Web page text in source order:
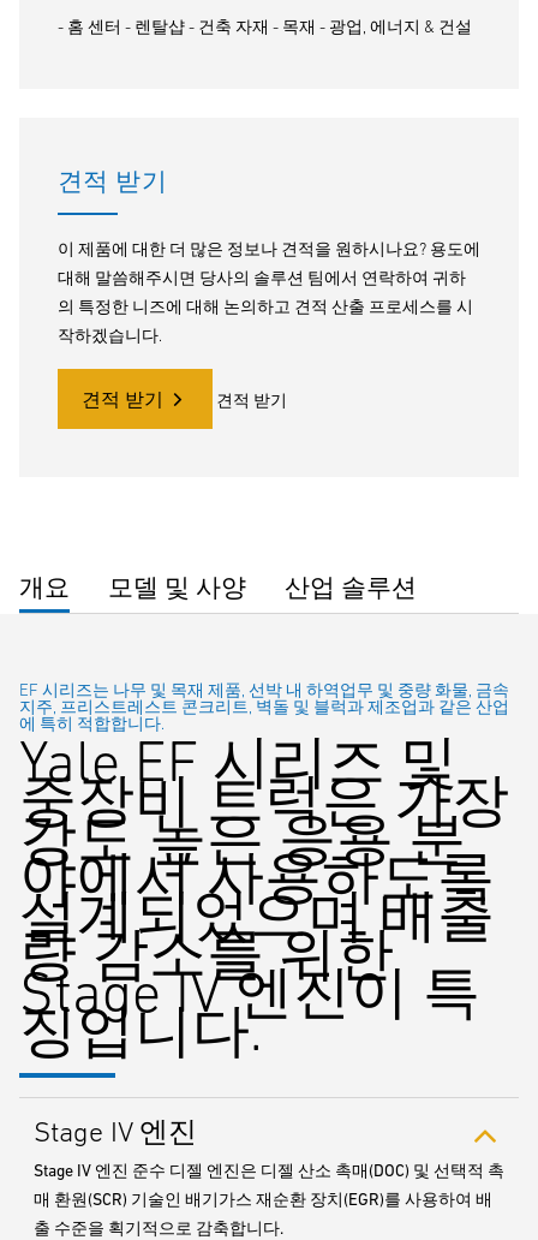
- 홈 센터 - 렌탈샵 - 건축 자재 - 목재 - 광업, 에너지 & 건설
견적 받기
이 제품에 대한 더 많은 정보나 견적을 원하시나요? 용도에
대해 말씀해주시면 당사의 솔루션 팀에서 연락하여 귀하
의 특정한 니즈에 대해 논의하고 견적 산출 프로세스를 시
작하겠습니다.
견적 받기 견적 받기
개요 모델 및 사양 산업 솔루션
EF 시리즈는 나무 및 목재 제품, 선박 내 하역업무 및 중량 화물, 금속
지주, 프리스트레스트 콘크리트, 벽돌 및 블럭과 제조업과 같은 산업
에 특히 적합합니다.
Yale EF 시리즈 및
중장비 트럭은 가장
강도 높은 응용 분
야에서 사용하도록
설계되었으며 배출
량 감소를 위한
Stage IV 엔진이 특
징입니다.
Stage IV 엔진
Stage IV 엔진 준수 디젤 엔진은 디젤 산소 촉매(DOC) 및 선택적 촉
매 환원(SCR) 기술인 배기가스 재순환 장치(EGR)를 사용하여 배
출 수준을 획기적으로 감축합니다.